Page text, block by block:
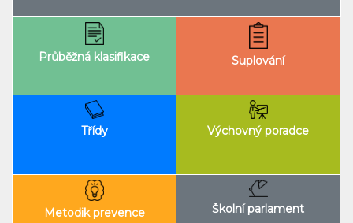
Průběžná klasifikace Suplování
Třídy Výchovný poradce
Metodik prevence Školní parlament